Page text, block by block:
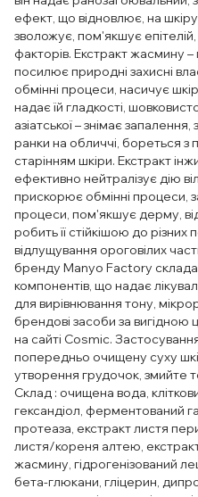
ефект, що відновлює, на
зволожує, пом'якшує
факторів. Екстракт жасмину
посилює природні захисні
обмінні процеси, насичує
надає їй гладкості,
азіатської – знімає
ранки на обличчі, бореться з
старінням шкіри. Екстракт
ефективно нейтралізує дію
прискорює обмінні процеси,
процеси, пом'якшує дерму,
робить її стійкішою до різних
відлущування ороговілих
бренду Manyo Factory
компонентів, що надає
для вирівнювання тону,
брендові засоби за вигідною
на сайті Cosmic. Застосування
попередньо очищену суху
утворення грудочок,
Склад : очищена вода,
гександіол, ферментований
протеаза, екстракт листя
листя/кореня алтею,
жасмину, гідрогенізований
бета-глюкани, гліцерин,